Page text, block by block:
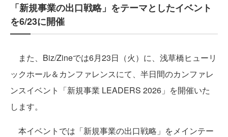
「新規事業の出口戦略」をテーマとしたイベント
を6/23に開催
また、Biz/Zineでは6月23日（火）に、浅草橋ヒューリ
ックホール＆カンファレンスにて、半日間のカンファレ
ンスイベント「新規事業 LEADERS 2026」を開催いた
します。
本イベントでは「新規事業の出口戦略」をメインテー